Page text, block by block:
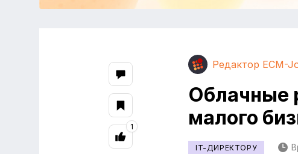
Редактор ECM-
Облачные
малого
IT-ДИРЕКТОРУ
1